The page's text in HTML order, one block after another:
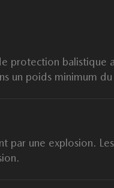
protection
un poids minimum
par une explosion.